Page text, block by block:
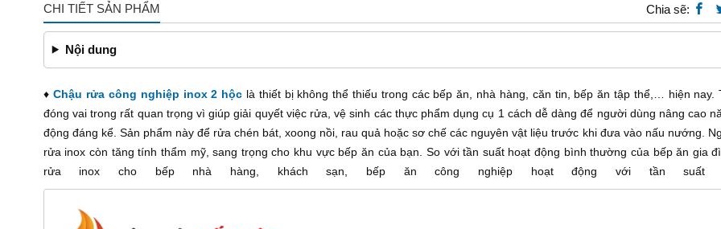
CHI TIẾT SẢN PHẨM Chia sẽ:
Nội dung
♦Chậu rửa công nghiệp inox 2 hộc là thiết bị không thể thiếu trong các bếp ăn, nhà hàng, căn tin, bếp ăn tập thể,… hiện nay.
đóng vai trong rất quan trọng vì giúp giải quyết việc rửa, vệ sinh các thực phẩm dụng cụ 1 cách dễ dàng để người dùng nâng cao
động đáng kể. Sản phẩm này để rửa chén bát, xoong nồi, rau quả hoặc sơ chế các nguyên vật liệu trước khi đưa vào nấu nướng.
rửa inox còn tăng tính thẩm mỹ, sang trọng cho khu vực bếp ăn của bạn. So với tần suất hoạt động bình thường của bếp ăn gia
rửa inox cho bếp nhà hàng, khách sạn, bếp ăn công nghiệp hoạt động với tần suất